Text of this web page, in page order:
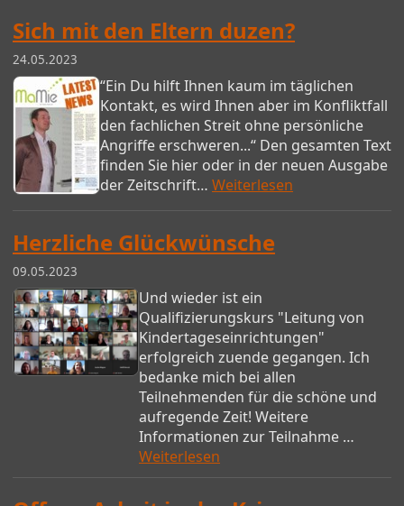
Sich mit den Eltern duzen?
24.05.2023
“Ein Du hilft Ihnen kaum im täglichen
Kontakt, es wird Ihnen aber im Konfliktfall
den fachlichen Streit ohne persönliche
Angriffe erschweren...“ Den gesamten Text
finden Sie hier oder in der neuen Ausgabe
der Zeitschrift… Weiterlesen
Herzliche Glückwünsche
09.05.2023
Und wieder ist ein
Qualifizierungskurs "Leitung von
Kindertageseinrichtungen"
erfolgreich zuende gegangen. Ich
bedanke mich bei allen
Teilnehmenden für die schöne und
aufregende Zeit! Weitere
Informationen zur Teilnahme …
Weiterlesen